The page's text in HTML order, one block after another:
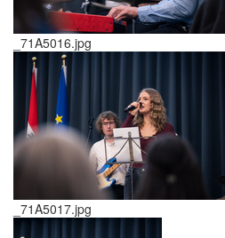
_71A5016.jpg
_71A5017.jpg